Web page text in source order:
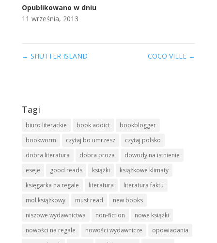
Opublikowano w dniu
11 września, 2013
← SHUTTER ISLAND COCO VILLE →
Tagi
biuro literackie book addict
bookblogger
bookworm
czytaj bo umrzesz
czytaj polsko
dobra literatura
dobra proza
dowody na istnienie
eseje
good reads książki
książkowe klimaty
księgarka na regale
literatura
literatura faktu
mol książkowy
must read
new books
niszowe wydawnictwa
non-fiction
nowe książki
nowości na regale
nowości wydawnicze
opowiadania